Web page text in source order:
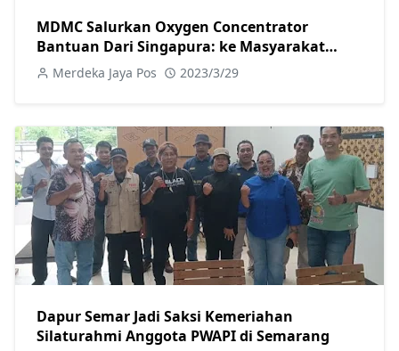
MDMC Salurkan Oxygen Concentrator
Bantuan Dari Singapura: ke Masyarakat
Gunung Berapi Magelang
Merdeka Jaya Pos 2023/3/29
Dapur Semar Jadi Saksi Kemeriahan
Silaturahmi Anggota PWAPI di Semarang